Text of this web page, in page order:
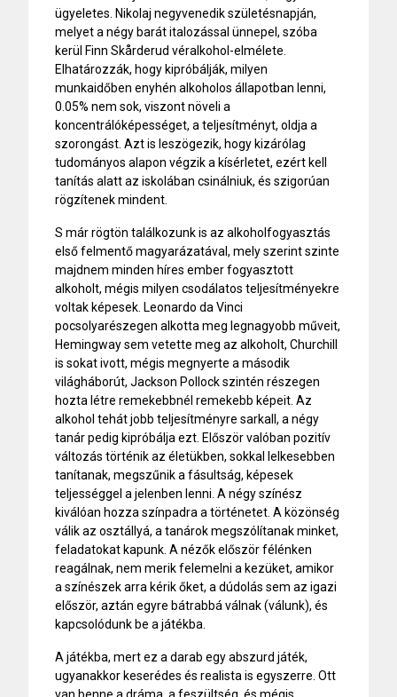
ügyeletes. Nikolaj negyvenedik születésnapján,
melyet a négy barát italozással ünnepel, szóba
kerül Finn Skårderud véralkohol-elmélete.
Elhatározzák, hogy kipróbálják, milyen
munkaidőben enyhén alkoholos állapotban lenni,
0.05% nem sok, viszont növeli a
koncentrálóképességet, a teljesítményt, oldja a
szorongást. Azt is leszögezik, hogy kizárólag
tudományos alapon végzik a kísérletet, ezért kell
tanítás alatt az iskolában csinálniuk, és szigorúan
rögzítenek mindent.
S már rögtön találkozunk is az alkoholfogyasztás
első felmentő magyarázatával, mely szerint szinte
majdnem minden híres ember fogyasztott
alkoholt, mégis milyen csodálatos teljesítményekre
voltak képesek. Leonardo da Vinci
pocsolyarészegen alkotta meg legnagyobb műveit,
Hemingway sem vetette meg az alkoholt, Churchill
is sokat ivott, mégis megnyerte a második
világháborút, Jackson Pollock szintén részegen
hozta létre remekebbnél remekebb képeit. Az
alkohol tehát jobb teljesítményre sarkall, a négy
tanár pedig kipróbálja ezt. Először valóban pozitív
változás történik az életükben, sokkal lelkesebben
tanítanak, megszűnik a fásultság, képesek
teljességgel a jelenben lenni. A négy színész
kiválóan hozza színpadra a történetet. A közönség
válik az osztállyá, a tanárok megszólítanak minket,
feladatokat kapunk. A nézők először félénken
reagálnak, nem merik felemelni a kezüket, amikor
a színészek arra kérik őket, a dúdolás sem az igazi
először, aztán egyre bátrabbá válnak (válunk), és
kapcsolódunk be a játékba.
A játékba, mert ez a darab egy abszurd játék,
ugyanakkor keserédes és realista is egyszerre. Ott